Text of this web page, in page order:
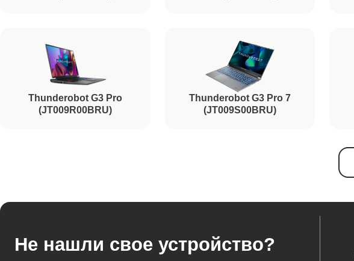
Thunderobot G3 Pro
(JT009R00BRU)
Thunderobot G3 Pro 7
(JT009S00BRU)
Не нашли свое устройство?